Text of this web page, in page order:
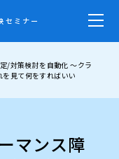
セミナー
/対策検討を自動化 〜クラ
見て何をすればいい
マンス障